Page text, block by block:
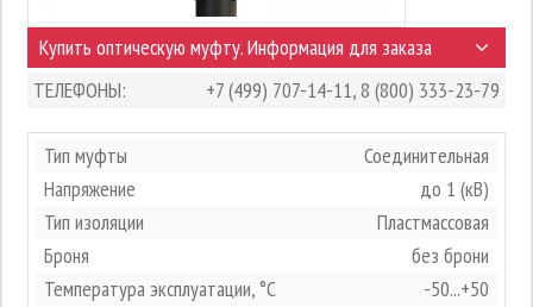
Купить оптическую муфту. Информация для заказа
ТЕЛЕФОНЫ:
+7 (499) 707-14-11,8 (800) 333-23-79
Тип муфты
Соединительная
Напряжение
до 1 (кВ)
Тип изоляции
Пластмассовая
Броня
без брони
Температура эксплуатации, °С
-50...+50